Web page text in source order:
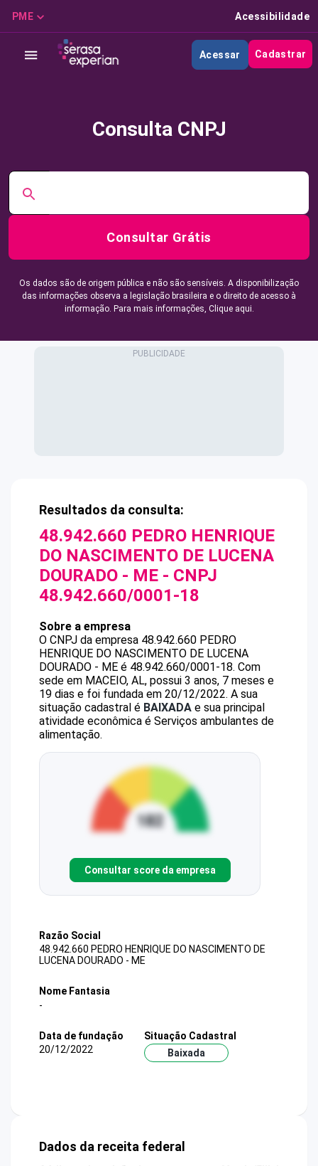
PME Acessibilidade
Acessar Cadastrar
Consulta CNPJ
Consultar Grátis
Os dados são de origem pública e não são sensíveis. A disponibilização
das informações observa a legislação brasileira e o direito de acesso à
informação. Para mais informações, Clique aqui.
Resultados da consulta:
48.942.660 PEDRO HENRIQUE
DO NASCIMENTO DE LUCENA
DOURADO - ME - CNPJ
48.942.660/0001-18
Sobre a empresa
O CNPJ da empresa 48.942.660 PEDRO
HENRIQUE DO NASCIMENTO DE LUCENA
DOURADO - ME é 48.942.660/0001-18. Com
sede em MACEIO, AL, possui 3 anos, 7 meses e
19 dias e foi fundada em 20/12/2022. A sua
situação cadastral é BAIXADA e sua principal
atividade econômica é Serviços ambulantes de
alimentação.
Consultar score da empresa
Razão Social
48.942.660 PEDRO HENRIQUE DO NASCIMENTO DE
LUCENA DOURADO - ME
Nome Fantasia
-
Data de fundação
20/12/2022
Situação Cadastral
Baixada
Dados da receita federal